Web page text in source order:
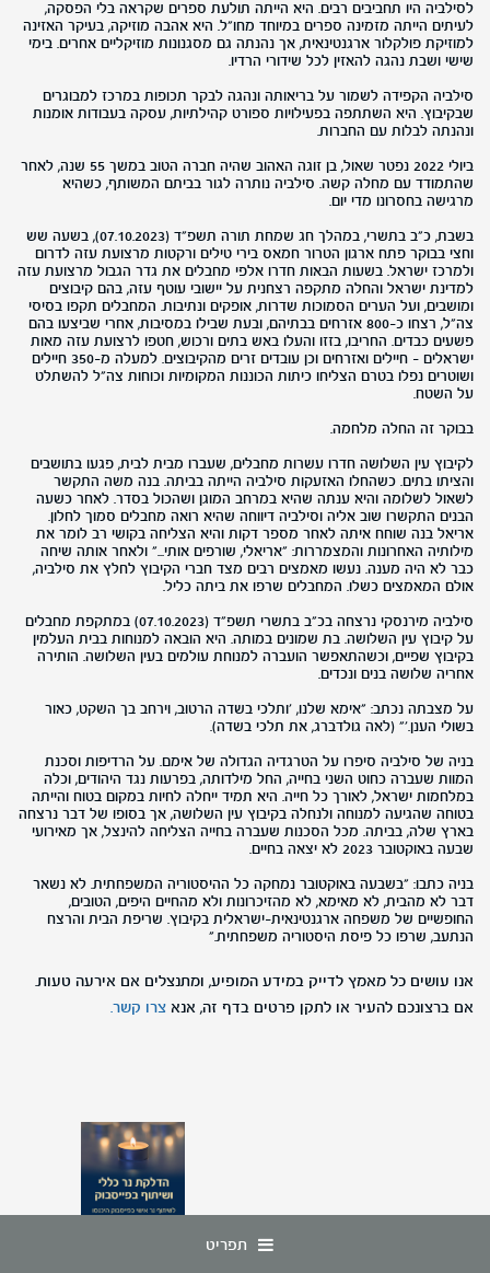
לסילביה היו תחביבים רבים. היא הייתה תולעת ספרים שקראה בלי הפסקה,
לעיתים הייתה מזמינה ספרים במיוחד מחו"ל. היא אהבה מוזיקה, בעיקר האזינה
למוזיקת פולקלור ארגנטינאית, אך נהנתה גם מסגנונות מוזיקליים אחרים. בימי
שישי ושבת נהגה להאזין לכל שידורי הרדיו.
סילביה הקפידה לשמור על בריאותה ונהגה לבקר תכופות במרכז למבוגרים
שבקיבוץ. היא השתתפה בפעילויות ספורט קהילתיות, עסקה בעבודות אומנות
ונהנתה לבלות עם החברות.
ביולי 2022 נפטר שאול, בן זוגה האהוב שהיה חברה הטוב במשך 55 שנה, לאחר
שהתמודד עם מחלה קשה. סילביה נותרה לגור בביתם המשותף, כשהיא
מרגישה בחסרונו מדי יום.
בשבת, כ"ב בתשרי, במהלך חג שמחת תורה תשפ"ד (07.10.2023), בשעה שש
וחצי בבוקר פתח ארגון הטרור חמאס בירי טילים ורקטות מרצועת עזה לדרום
ולמרכז ישראל. בשעות הבאות חדרו אלפי מחבלים את גדר הגבול מרצועת עזה
למדינת ישראל והחלה מתקפה רצחנית על יישובי עוטף עזה, בהם קיבוצים
ומושבים, ועל הערים הסמוכות שדרות, אופקים ונתיבות. המחבלים תקפו בסיסי
צה"ל, רצחו כ-800 אזרחים בבתיהם, ובעת שבילו במסיבות, אחרי שביצעו בהם
פשעים כבדים. החריבו, בזזו והעלו באש בתים ורכוש, חטפו לרצועת עזה מאות
ישראלים – חיילים ואזרחים וכן עובדים זרים מהקיבוצים. למעלה מ-350 חיילים
ושוטרים נפלו בטרם הצליחו כיתות הכוננות המקומיות וכוחות צה"ל להשתלט
על השטח.
בבוקר זה החלה מלחמה.
לקיבוץ עין השלושה חדרו עשרות מחבלים, שעברו מבית לבית, פגעו בתושבים
והציתו בתים. כשהחלו האזעקות סילביה הייתה בביתה. בנה משה התקשר
לשאול לשלומה והיא ענתה שהיא במרחב המוגן ושהכול בסדר. לאחר כשעה
הבנים התקשרו שוב אליה וסילביה דיווחה שהיא רואה מחבלים סמוך לחלון.
אריאל בנה שוחח איתה לאחר מספר דקות והיא הצליחה בקושי רב לומר את
מילותיה האחרונות והמצמררות: "אריאלי, שורפים אותי..." ולאחר אותה שיחה
כבר לא היה מענה. נעשו מאמצים רבים מצד חברי הקיבוץ לחלץ את סילביה,
אולם המאמצים כשלו. המחבלים שרפו את ביתה כליל.
סילביה מירנסקי נרצחה בכ"ב בתשרי תשפ"ד (07.10.2023) במתקפת מחבלים
על קיבוץ עין השלושה. בת שמונים במותה. היא הובאה למנוחות בבית העלמין
בקיבוץ שפיים, וכשהתאפשר הועברה למנוחת עולמים בעין השלושה. הותירה
אחריה שלושה בנים ונכדים.
על מצבתה נכתב: "אימא שלנו, 'ותלכי בשדה הרטוב, וירחב בך השקט, כאור
בשולי הענן.'" (לאה גולדברג, את תלכי בשדה).
בניה של סילביה סיפרו על הטרגדיה הגדולה של אימם. על הרדיפות וסכנת
המוות שעברה כחוט השני בחייה, החל מילדותה, בפרעות נגד היהודים, וכלה
במלחמות ישראל, לאורך כל חייה. היא תמיד ייחלה לחיות במקום בטוח והייתה
בטוחה שהגיעה למנוחה ולנחלה בקיבוץ עין השלושה, אך בסופו של דבר נרצחה
בארץ שלה, בביתה. מכל הסכנות שעברה בחייה הצליחה להינצל, אך מאירועי
שבעה באוקטובר 2023 לא יצאה בחיים.
בניה כתבו: "בשבעה באוקטובר נמחקה כל ההיסטוריה המשפחתית. לא נשאר
דבר לא מהבית, לא מאימא, לא מהזיכרונות ולא מהחיים היפים, הטובים,
החופשיים של משפחה ארגנטינאית-ישראלית בקיבוץ. שריפת הבית והרצח
הנתעב, שרפו כל פיסת היסטוריה משפחתית."
אנו עושים כל מאמץ לדייק במידע המופיע, ומתנצלים אם אירעה טעות.
אם ברצונכם להעיר או לתקן פרטים בדף זה, אנא צרו קשר.
תפריט